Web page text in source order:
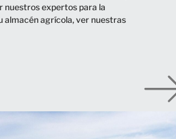
nuestros expertos para la
almacén agrícola, ver nuestras